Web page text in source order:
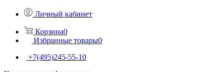
Личный кабинет
Корзина0
Избранные товары0
+7(495)245-55-10